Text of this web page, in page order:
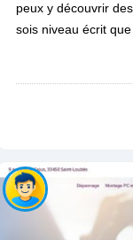
peux y découvrir
sois niveau écrit que